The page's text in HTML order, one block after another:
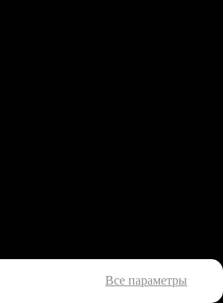
Все параметры